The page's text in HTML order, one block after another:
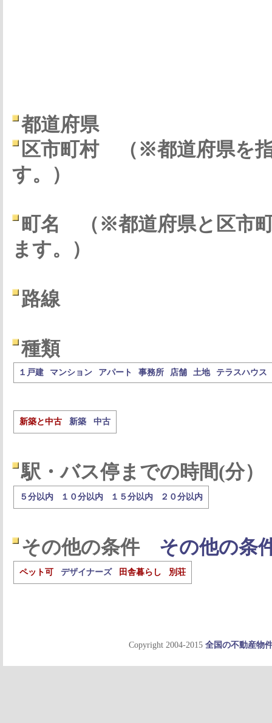
都道府県
区市町村
（※都道府県を
す。）
町名
（※都道府県と区市
ます。）
路線
種類
１戸建 マンション アパート 事務所 店舗 土地 テラスハウス
新築と中古 新築 中古
駅・バス停までの時間(分）
５分以内 １０分以内 １５分以内 ２０分以内
その他の条件 その他の条
ペット可 デザイナーズ 田舎暮らし 別荘
Copyright 2004-2015 全国の不動産物